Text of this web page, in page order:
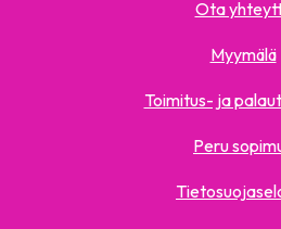
Ota
Myymälä
Toimitus- ja
Peru